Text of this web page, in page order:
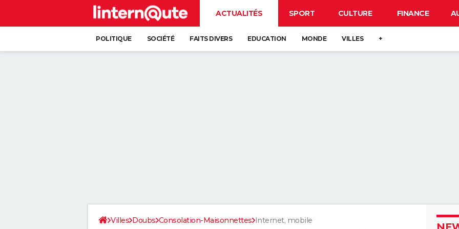
ACTUALITÉS SPORT CULTURE FINANCE
POLITIQUE SOCIÉTÉ FAITS DIVERS EDUCATION MONDE VILLES +
Villes Doubs Consolation-Maisonnettes Internet, mobile